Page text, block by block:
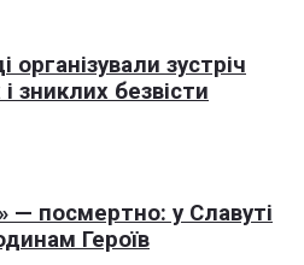
організували зустріч
зниклих безвісти
— посмертно: у Славуті
Героїв